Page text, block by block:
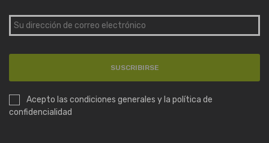
SUSCRIBIRSE
Acepto las condiciones generales y la política de
confidencialidad